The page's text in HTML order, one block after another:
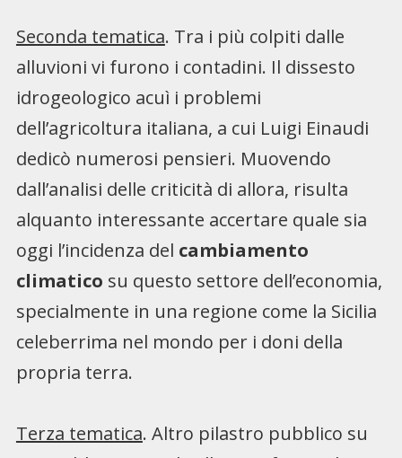
Seconda tematica. Tra i più colpiti dalle
alluvioni vi furono i contadini. Il dissesto
idrogeologico acuì i problemi
dell’agricoltura italiana, a cui Luigi Einaudi
dedicò numerosi pensieri. Muovendo
dall’analisi delle criticità di allora, risulta
alquanto interessante accertare quale sia
oggi l’incidenza del cambiamento
climatico su questo settore dell’economia,
specialmente in una regione come la Sicilia
celeberrima nel mondo per i doni della
propria terra.
Terza tematica. Altro pilastro pubblico su